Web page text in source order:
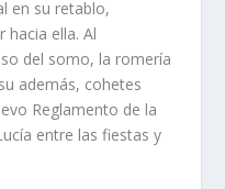
en su retablo,
hacia ella. Al
del somo, la romerí­a
además, cohetes
Reglamento de la
entre las fiestas y